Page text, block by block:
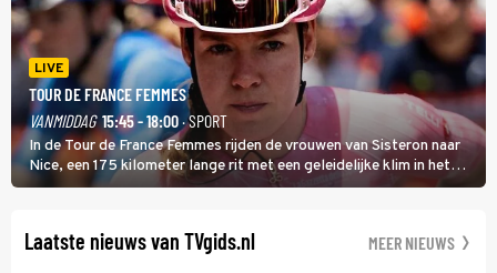
LIVE
TOUR DE FRANCE FEMMES
VANMIDDAG 15:45 - 18:00· SPORT
In de Tour de France Femmes rijden de vrouwen van Sisteron naar
Nice, een 175 kilometer lange rit met een geleidelijke klim in het
midden. Dat is mogelijk niet de zwaarste hindernis, dat is de
Laatste nieuws van TVgids.nl MEER NIEUWS